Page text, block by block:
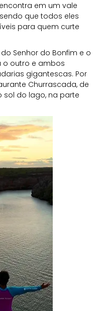
em um vale
que todos eles
para quem curte
Senhor do Bonfim e o
o outro e ambos
gigantescas. Por
Churrascada, de
sol do lago, na parte